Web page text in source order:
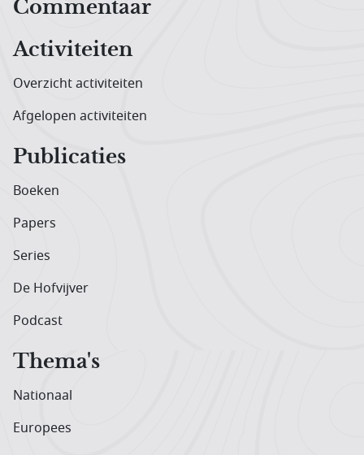
Hoofdnavigatiemenu
Commentaar
Activiteiten
Overzicht activiteiten
Afgelopen activiteiten
Publicaties
Boeken
Papers
Series
De Hofvijver
Podcast
Thema's
Nationaal
Europees